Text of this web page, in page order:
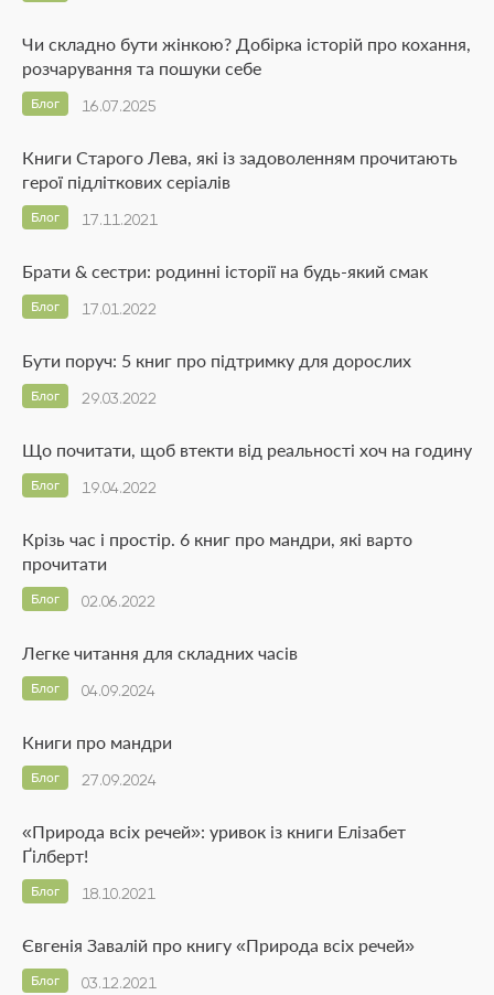
Чи складно бути жінкою? Добірка історій про кохання,
розчарування та пошуки себе
16.07.2025
Блог
Книги Старого Лева, які із задоволенням прочитають
герої підліткових серіалів
17.11.2021
Блог
Брати & сестри: родинні історії на будь-який смак
17.01.2022
Блог
Бути поруч: 5 книг про підтримку для дорослих
29.03.2022
Блог
Що почитати, щоб втекти від реальності хоч на годину
19.04.2022
Блог
Крізь час і простір. 6 книг про мандри, які варто
прочитати
02.06.2022
Блог
Легке читання для складних часів
04.09.2024
Блог
Книги про мандри
27.09.2024
Блог
«Природа всіх речей»: уривок із книги Елізабет
Ґілберт!
18.10.2021
Блог
Євгенія Завалій про книгу «Природа всіх речей»
03.12.2021
Блог